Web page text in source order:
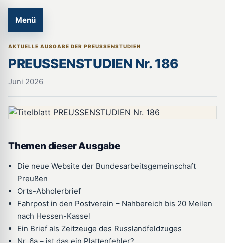
Menü
AKTUELLE AUSGABE DER PREUSSENSTUDIEN
PREUSSENSTUDIEN Nr. 186
Juni 2026
Themen dieser Ausgabe
Die neue Website der Bundesarbeitsgemeinschaft
Preußen
Orts-Abholerbrief
Fahrpost in den Postverein – Nahbereich bis 20 Meilen
nach Hessen-Kassel
Ein Brief als Zeitzeuge des Russlandfeldzuges